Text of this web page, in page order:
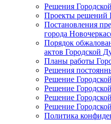
Решения
Проекты решений
Постановления
города
Порядок
актов Городской
Планы работы
Решения
Решение
Решение
Решение
Решение
Политика